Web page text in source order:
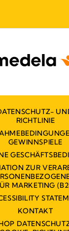
RICHTLINIE
GEWINNSPIELE
ZUR
MARKETING
KONTAKT